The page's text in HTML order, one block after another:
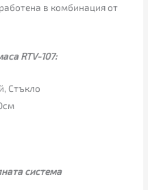
в комбинация от
RTV-107:
Стъкло
система